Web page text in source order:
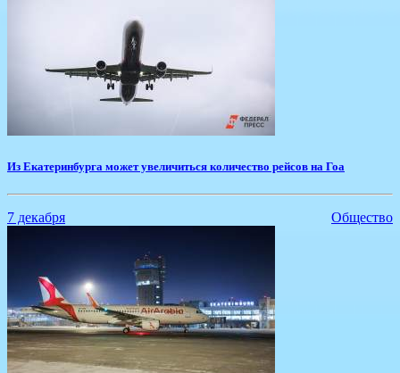
Из Екатеринбурга может увеличиться количество рейсов на Гоа
7 декабря Общество